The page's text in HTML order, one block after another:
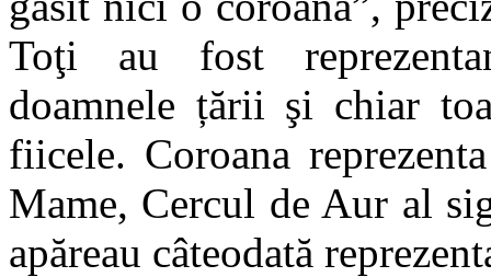
Toţi au fost
doamnele țării şi chiar
fiicele. Coroana
Mame, Cercul de Aur al
apăreau câteodată